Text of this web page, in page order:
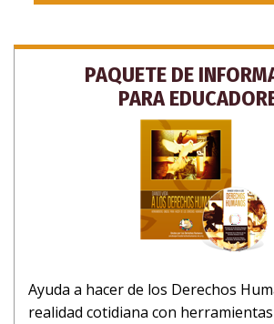
PAQUETE DE
PARA
Ayuda a hacer de los Derechos
realidad cotidiana con